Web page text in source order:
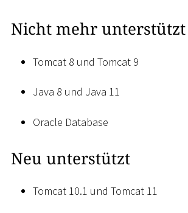
Nicht mehr unterstützt
Tomcat 8 und Tomcat 9
Java 8 und Java 11
Oracle Database
Neu unterstützt
Tomcat 10.1 und Tomcat 11